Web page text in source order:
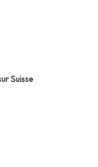
Suisse